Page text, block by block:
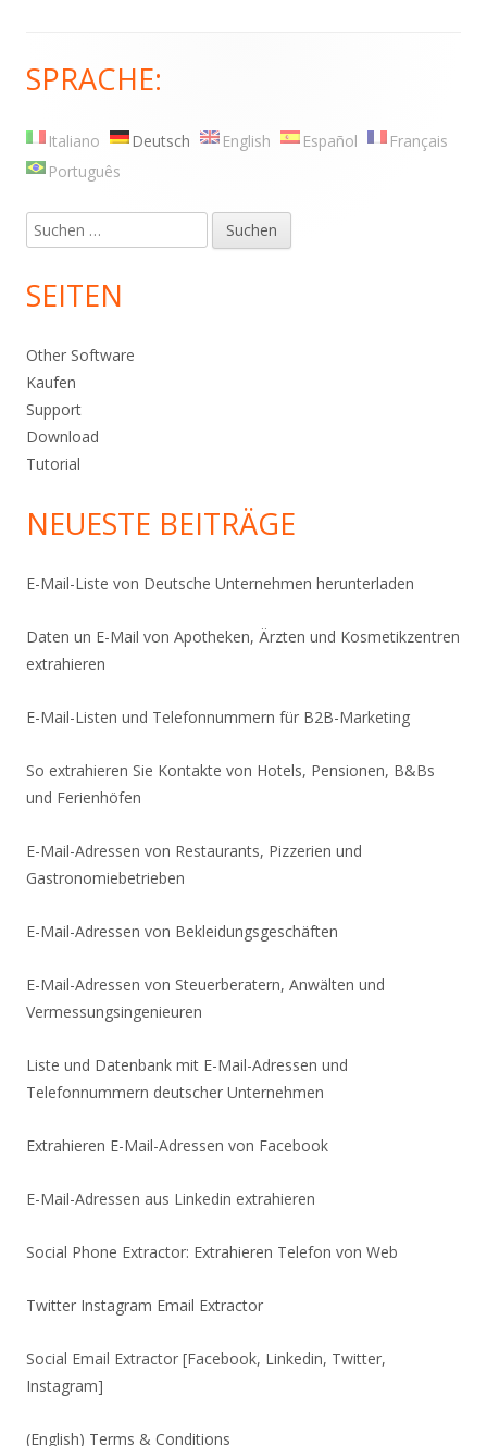
Haupt-
Seitenleiste
SPRACHE:
Italiano Deutsch English Español
Français
Português
Suche
nach:
SEITEN
Other Software
Kaufen
Support
Download
Tutorial
NEUESTE BEITRÄGE
E-Mail-Liste von Deutsche Unternehmen herunterladen
Daten un E-Mail von Apotheken, Ärzten und Kosmetikzentren
extrahieren
E-Mail-Listen und Telefonnummern für B2B-Marketing
So extrahieren Sie Kontakte von Hotels, Pensionen, B&Bs
und Ferienhöfen
E-Mail-Adressen von Restaurants, Pizzerien und
Gastronomiebetrieben
E-Mail-Adressen von Bekleidungsgeschäften
E-Mail-Adressen von Steuerberatern, Anwälten und
Vermessungsingenieuren
Liste und Datenbank mit E-Mail-Adressen und
Telefonnummern deutscher Unternehmen
Extrahieren E-Mail-Adressen von Facebook
E-Mail-Adressen aus Linkedin extrahieren
Social Phone Extractor: Extrahieren Telefon von Web
Twitter Instagram Email Extractor
Social Email Extractor [Facebook, Linkedin, Twitter,
Instagram]
(English) Terms & Conditions